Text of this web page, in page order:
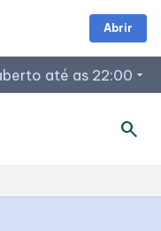
até as 22:00 arrow_drop_down
search
Abrir